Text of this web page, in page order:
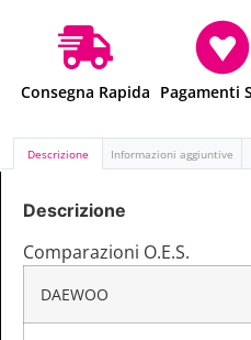
Consegna Rapida Pagamenti
Descrizione Informazioni aggiuntive
Descrizione
Comparazioni O.E.S.
DAEWOO